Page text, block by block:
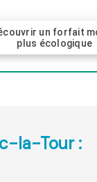
un forfait
plus écologique
la-Tour :